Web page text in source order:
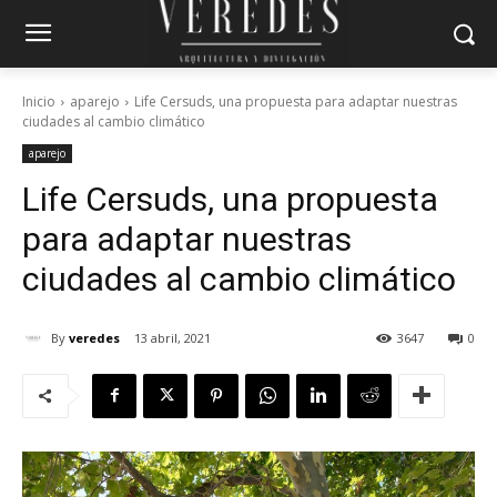
Inicio aparejo
Life Cersuds, una propuesta para adaptar nuestras
ciudades al cambio climático
aparejo
Life Cersuds, una propuesta
para adaptar nuestras
ciudades al cambio climático
By veredes 13 abril, 2021 0
3647